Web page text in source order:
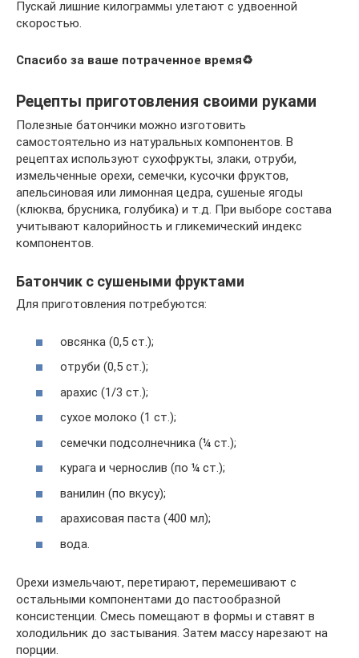
Пускай лишние килограммы улетают с удвоенной
скоростью.
Спасибо за ваше потраченное время♻
Рецепты приготовления своими руками
Полезные батончики можно изготовить
самостоятельно из натуральных компонентов. В
рецептах используют сухофрукты, злаки, отруби,
измельченные орехи, семечки, кусочки фруктов,
апельсиновая или лимонная цедра, сушеные ягоды
(клюква, брусника, голубика) и т.д. При выборе состава
учитывают калорийность и гликемический индекс
компонентов.
Батончик с сушеными фруктами
Для приготовления потребуются:
овсянка (0,5 ст.);
отруби (0,5 ст.);
арахис (1/3 ст.);
сухое молоко (1 ст.);
семечки подсолнечника (¼ ст.);
курага и чернослив (по ¼ ст.);
ванилин (по вкусу);
арахисовая паста (400 мл);
вода.
Орехи измельчают, перетирают, перемешивают с
остальными компонентами до пастообразной
консистенции. Смесь помещают в формы и ставят в
холодильник до застывания. Затем массу нарезают на
порции.